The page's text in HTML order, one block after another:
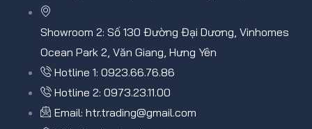
Showroom 2: Số 130 Đường Đại Dương, Vinhomes
Ocean Park 2, Văn Giang, Hưng Yên
Hotline 1: 0923.66.76.86
Hotline 2: 0973.23.11.00
Email: htr.trading@gmail.com